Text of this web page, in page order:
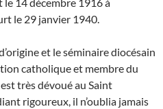
le 29 janvier 1940.
et le séminaire diocésain
catholique et membre du
très dévoué au Saint
rigoureux, il n’oublia jamais